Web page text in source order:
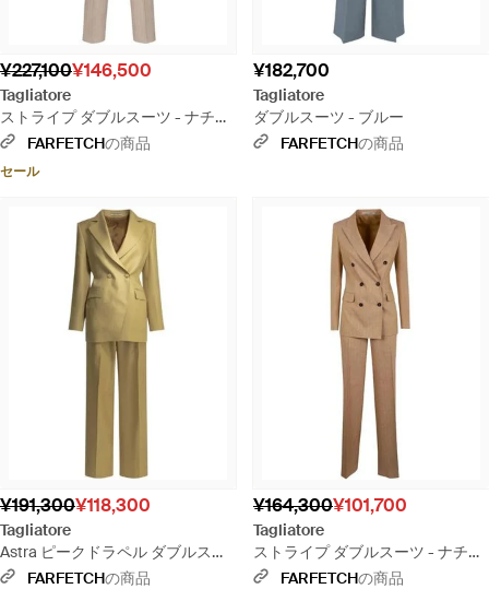
¥227,100¥146,500
Tagliatore
ストライプ ダブルスーツ - ナチュ
ラルFARFETCHの商品
セール
¥182,700
Tagliatore
ダブルスーツ - ブルー
FARFETCHの商品
¥191,300¥118,300
Tagliatore
Astra ピークドラペル ダブルスー
ツ - メタリック
FARFETCHの商品
¥164,300¥101,700
Tagliatore
ストライプ ダブルスーツ - ナチュ
ラルFARFETCHの商品